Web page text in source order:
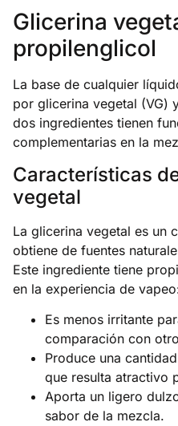
Glicerina
propilenglicol
La base de cualquier
por glicerina vegetal (VG)
dos ingredientes tienen
complementarias en la
Características
vegetal
La glicerina vegetal es un
obtiene de fuentes
Este ingrediente tiene
en la experiencia de
Es menos irritante
comparación con
Produce una
que resulta atractivo
Aporta un ligero
sabor de la mezcla.